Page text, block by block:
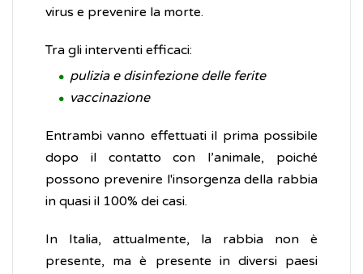
virus e prevenire la morte.
Tra gli interventi efficaci:
pulizia e disinfezione delle ferite
vaccinazione
Entrambi vanno effettuati il prima possibile
dopo il contatto con l’animale, poiché
possono prevenire l'insorgenza della rabbia
in quasi il 100% dei casi.
In Italia, attualmente, la rabbia non è
presente, ma è presente in diversi paesi